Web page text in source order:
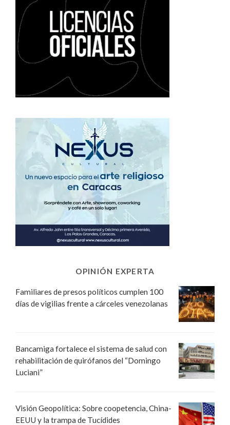
OPINIÓN EXPERTA
Familiares de presos políticos cumplen 100
días de vigilias frente a cárceles venezolanas
Bancamiga fortalece el sistema de salud con
rehabilitación de quirófanos del “Domingo
Luciani”
Visión Geopolítica: Sobre coopetencia, China-
EEUU y la trampa de Tucídides